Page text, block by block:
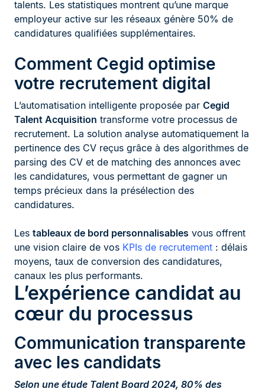
talents. Les statistiques montrent qu’une marque
employeur active sur les réseaux génère 50% de
candidatures qualifiées supplémentaires.
Comment Cegid optimise
votre recrutement digital
L’automatisation intelligente proposée par Cegid
Talent Acquisition transforme votre processus de
recrutement. La solution analyse automatiquement la
pertinence des CV reçus grâce à des algorithmes de
parsing des CV et de matching des annonces avec
les candidatures, vous permettant de gagner un
temps précieux dans la présélection des
candidatures.
Les tableaux de bord personnalisables vous offrent
une vision claire de vos KPIs de recrutement : délais
moyens, taux de conversion des candidatures,
canaux les plus performants.
L’expérience candidat au
cœur du processus
Communication transparente
avec les candidats
Selon une étude Talent Board 2024, 80% des